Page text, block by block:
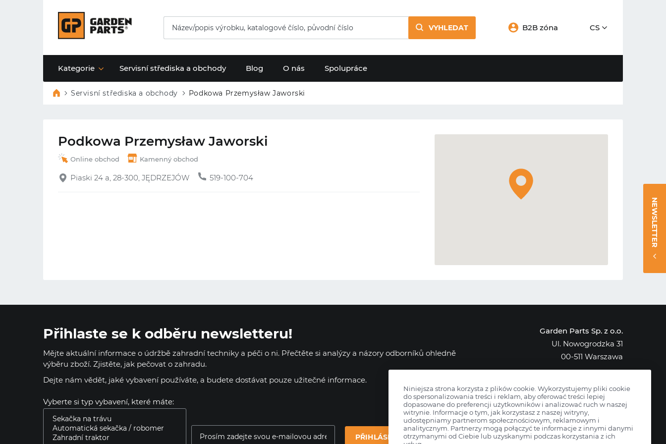
VYHLEDAT B2B zóna CS
Kategorie Servisní střediska a obchody Blog O nás Spolupráce
Servisní střediska a obchody Podkowa Przemysław Jaworski
Podkowa Przemysław Jaworski
Online obchod Kamenný obchod
Piaski 24 a, 28-300, JĘDRZEJÓW 519-100-704
NEWSLETTER
Přihlaste se k odběru newsletteru!
Mějte aktuální informace o údržbě zahradní techniky a péči o ni. Přečtěte si analýzy a názory odborníků ohledně
výběru zboží. Zjistěte, jak pečovat o zahradu.
Dejte nám vědět, jaké vybavení používáte, a budete dostávat pouze užitečné informace.
Vyberte si typ vybavení, které máte:
PŘIHLÁSIT SE
Garden Parts Sp. z o.o.
Ul. Nowogrodzka 31
00-511 Warszawa
KRS: 0000431421
Niniejsza strona korzysta z plików cookie. Wykorzystujemy pliki cookie
do spersonalizowania treści i reklam, aby oferować treści lepiej
dopasowane do preferencji użytkowników i analizować ruch w naszej
witrynie. Informacje o tym, jak korzystasz z naszej witryny,
udostępniamy partnerom społecznościowym, reklamowym i
analitycznym. Partnerzy mogą połączyć te informacje z innymi danymi
otrzymanymi od Ciebie lub uzyskanymi podczas korzystania z ich